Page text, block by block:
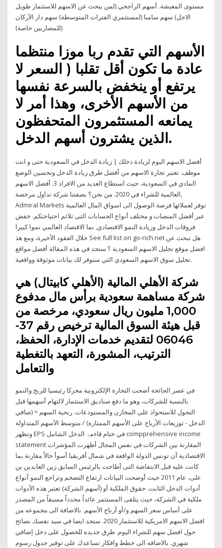
مستوى المعيشة. أسهم الراجحي (لمن يبحث عن الاسهم للاستثمار طويل
الاجل) سهم سامبا (لمستثمري الفترات المتوسطة) سهم دار الأركان
(للمضاربين خاصة)
الأسهم التي تقدم ربا موزا منتظما
عادة ما تكون أقل تقلبا ( السعر لا
يرتفع أو ينخفض بالسرعة نفسها
من الأسهم الأخرى، وهذا أمر لا
يمانعه المستثمرون المتحفظون
الذين يشترون أسهم الدخل.
أفضل الاسهم اليوم لزيادة دخلك | زيادة الدخل في السعودية حتى و انت
موظف. تعتبر تجارة الاسهم من أفضل طرق زيادة الدخل وتحسين الوضع
المادي في السعودية، حيث استطاع العديد من الافراد 3. أفضل الاسهم
العالمية للشراء في 2020. من نحن؟ بصفتنا شركة تداول مرخصة,
Admiral Markets توفر لعملائها فرصة الوصول الى اسواق المال العالمية
عبر أفضل المنصات و مختلف أنواع الحسابات التى تلائم احتياجتكم. خفض
فروقات الدخل وزيادة النمو الاقتصادي, نما الاقتصاد العالمي نموا كبيرا
خلال العقود الأخيرة، ومع هذ See full list on go-rich.net هل تبحث عن
افضل موقع تحليل الاسهم السعودية ؟ ستجد في هذه المقالة أفضل مواقع
تحليل سوق الاسهم السعودي التي ستوفر لك بيانات موثوقة وواقعية.
شركة الأهلي المالية (الأهلي كابيتال) هي
شركة مساهمة سعودية برأس مال مدفوع
1,000 مليون ريال سعودي، مرخصة من
قبل هيئة السوق المالية ترخيص رقم 37-
06046 لتقديم خدمات الإدارة، الحفظ،
الترتيب، المشورة، التعهد بالتغطية
والتعامل
في عصر الجائحة أضحت التجارة الإلكترونية محركا رئيسيا للربح والنمو
بالنسبة للشركات، وهو ما دفع صناديق الاستثمار لالتهام أسهمها قبل
التحول للاستحواذ على المخازن والمستودعات. ربحية السهم = (صافي
الدخل - توزيعات الأرباح على الأسهم الممتازة) / متوسط الأسهم المتداولة
وتظهر EPS في ختام قاءمۃ الدخل الشامل compprehensive income
statement المقارنة بين الشركات في نفس المجال أظهرت المؤشرات
الاقتصادية أن تونس الدولة الواقعة في شمال أفريقيا أسوأ حالاً مقارنة بما
كانت عليه قبل الانتفاضة التى أطاحت بالرئيس السابق زين العابدين بن
على، عام 2011 حيث أوضحت البيانات ارتفاع التضخم وتراجع النمو أنواع
أدوات الدخل الثابت. حقوق الملكية أو (أسهم الشركة) تعتبر هذه الأدوات
ملكية في الشركة، حيث يتلقى المستثمر عائداً محدداً مسبقاً من المصدر
على أساس سعر السهم و/أو أرباح الأسهم. بالاضافة الى مجموعه من
افضل الاسهم الامريكية للاستثمار 2020. ستجد ايضا في سيد نفسك نصائح
حول افضل سهم للشراء اليوم. طرق جديده للحصول على دخل إضافي
شهري. بالاضافه الى خطط وافكار تساعدك على توفير جدول رسوم